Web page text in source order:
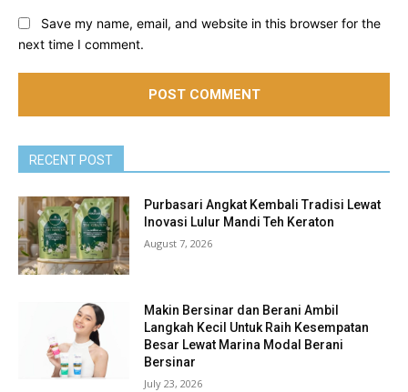
Save my name, email, and website in this browser for the
next time I comment.
RECENT POST
Purbasari Angkat Kembali Tradisi Lewat
Inovasi Lulur Mandi Teh Keraton
August 7, 2026
Makin Bersinar dan Berani Ambil
Langkah Kecil Untuk Raih Kesempatan
Besar Lewat Marina Modal Berani
Bersinar
July 23, 2026